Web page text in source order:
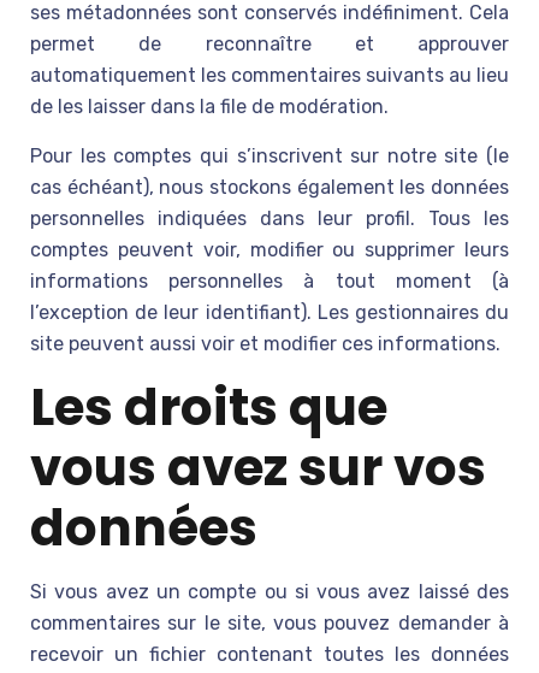
ses métadonnées sont conservés indéfiniment. Cela
permet de reconnaître et approuver
automatiquement les commentaires suivants au lieu
de les laisser dans la file de modération.
Pour les comptes qui s’inscrivent sur notre site (le
cas échéant), nous stockons également les données
personnelles indiquées dans leur profil. Tous les
comptes peuvent voir, modifier ou supprimer leurs
informations personnelles à tout moment (à
l’exception de leur identifiant). Les gestionnaires du
site peuvent aussi voir et modifier ces informations.
Les droits que
vous avez sur vos
données
Si vous avez un compte ou si vous avez laissé des
commentaires sur le site, vous pouvez demander à
recevoir un fichier contenant toutes les données